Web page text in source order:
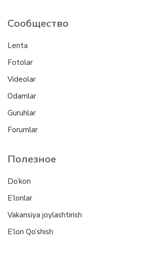
Сообщество
Lenta
Fotolar
Videolar
Odamlar
Guruhlar
Forumlar
Полезное
Do’kon
E’lonlar
Vakansiya joylashtirish
E’lon Qo’shish